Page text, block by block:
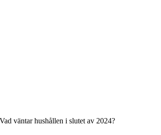
väntar hushållen i slutet av 2024?